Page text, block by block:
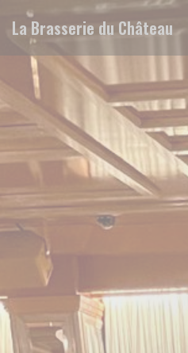
Personalización de sus opciones de
La Brasserie du Château